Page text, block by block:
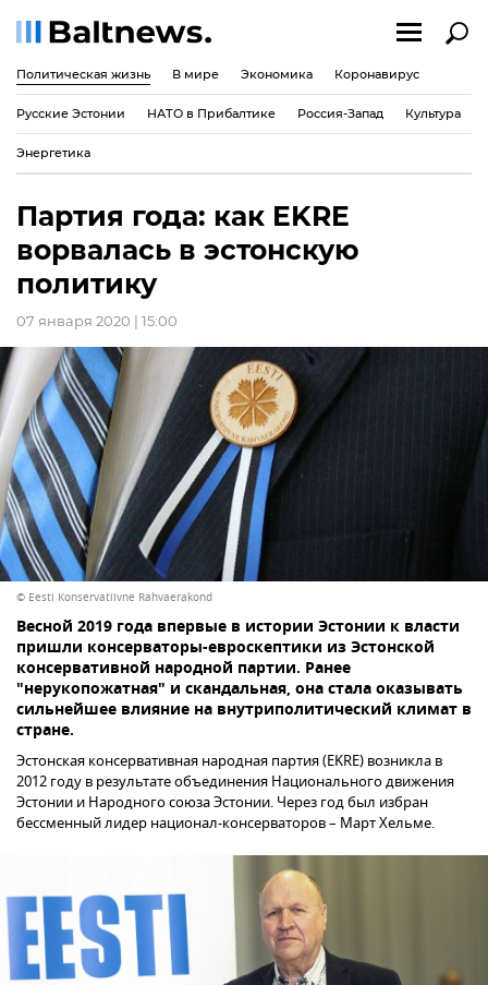
Политическая жизнь В мире Экономика Коронавирус
Русские Эстонии НАТО в Прибалтике Россия-Запад Культура
Энергетика
Партия года: как EKRE
ворвалась в эстонскую
политику
07 января 2020 | 15:00
© Eesti Konservatiivne Rahvaerakond
Весной 2019 года впервые в истории Эстонии к власти
пришли консерваторы-евроскептики из Эстонской
консервативной народной партии. Ранее
"нерукопожатная" и скандальная, она стала оказывать
сильнейшее влияние на внутриполитический климат в
стране.
Эстонская консервативная народная партия (EKRE) возникла в
2012 году в результате объединения Национального движения
Эстонии и Народного союза Эстонии. Через год был избран
бессменный лидер национал-консерваторов – Март Хельме.